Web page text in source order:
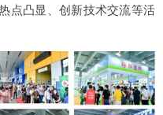
点凸显、创新技术交流等活